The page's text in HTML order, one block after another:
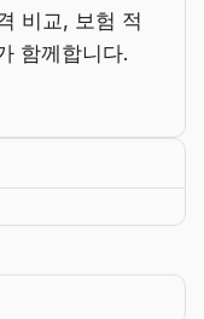
비교, 보험 적
함께합니다.